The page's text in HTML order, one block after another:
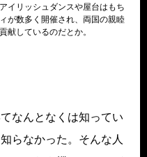
イリッシュダンスや屋台はもち
が数多く開催され、両国の親睦
献しているのだとか。
なんとなくは知ってい
らなかった。そんな人